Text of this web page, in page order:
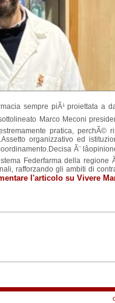
sempre piÃ¹ proiettata a
Marco Meconi
pratica,
organizzativo ed
Ã¨
Federfarma della regione
rafforzando gli ambiti di
l'articolo su Vivere